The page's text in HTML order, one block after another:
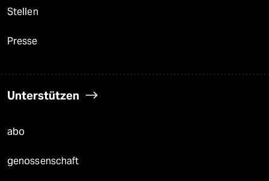
Stellen
Presse
Unterstützen
abo
genossenschaft